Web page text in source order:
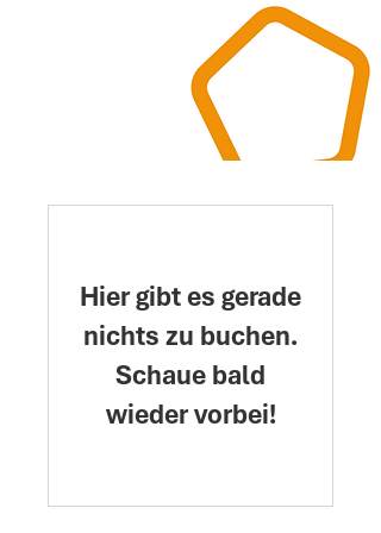
Hier gibt es gerade
nichts zu buchen.
Schaue bald
wieder vorbei!